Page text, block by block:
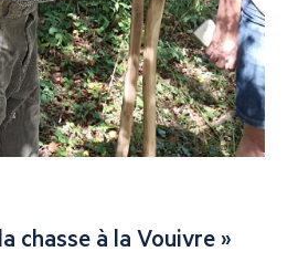
chasse à la Vouivre »